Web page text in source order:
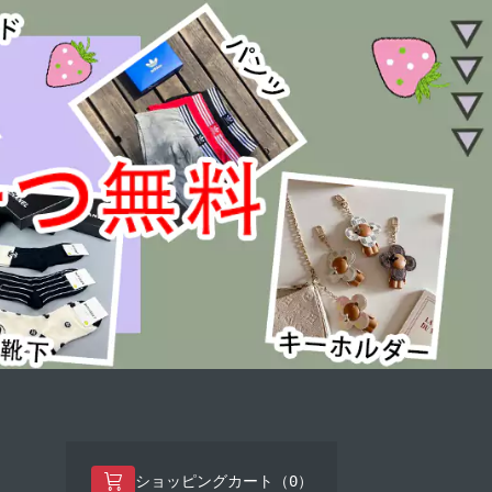
ショッピングカート（ 0）